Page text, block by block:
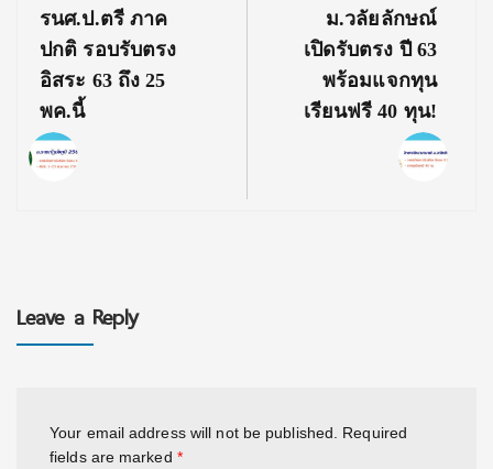
รนศ.ป.ตรี ภาค
ปกติ รอบรับตรง
อิสระ 63 ถึง 25
พค.นี้
ม.วลัยลักษณ์
เปิดรับตรง ปี 63
พร้อมแจกทุน
เรียนฟรี 40 ทุน!
Leave a Reply
Your email address will not be published.
Required
fields are marked *